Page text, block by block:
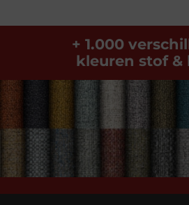
+ 1.000
kleuren stof &